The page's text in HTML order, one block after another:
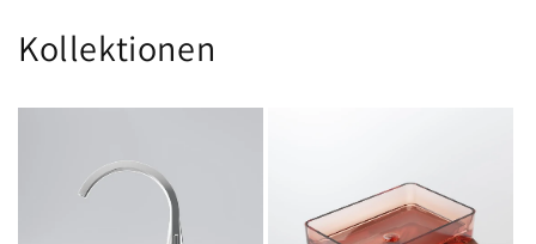
Kollektionen